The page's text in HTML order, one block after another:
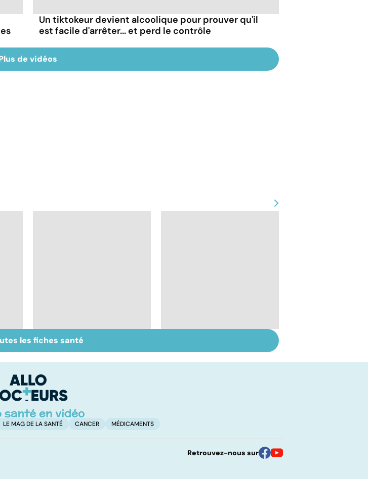
Un tiktokeur devient alcoolique pour prouver qu'il
est facile d'arrêter... et perd le contrôle
de vidéos
:
Tout savoir sur les
infections
amygdales : que faire
les fiches santé
LE MAG DE LA SANTÉ CANCER MÉDICAMENTS
Retrouvez-nous sur